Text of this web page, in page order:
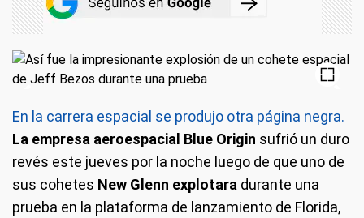
En la carrera espacial se produjo otra página negra.
La empresa aeroespacial Blue Origin sufrió un duro
revés este jueves por la noche luego de que uno de
sus cohetes New Glenn explotara durante una
prueba en la plataforma de lanzamiento de Florida,